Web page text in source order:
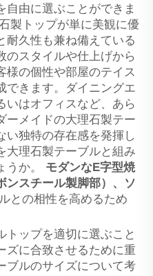
自由に選ぶことができま
製トップが単に美観に優
耐久性も兼ね備えている
のスタイルや仕上げから
様の個性や部屋のテイス
できます。ダイニングエ
いはオフィスなど、あら
ーメイドの大理石製テー
い独特の存在感を発揮し
大理石製テーブルと組み
うか。 モダンなE字型焼
ンスチール製脚部）、ソ
との相性を高めるため
トップを適切に選ぶこと
ズに合致させるために重
ブルのサイズについて考